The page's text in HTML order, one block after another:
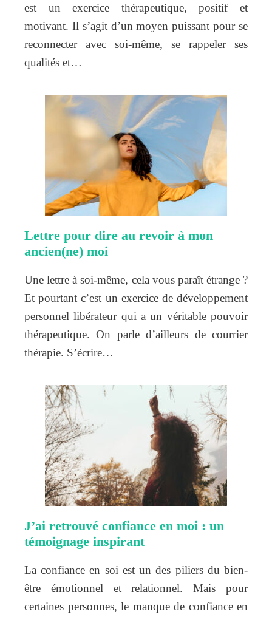
est un exercice thérapeutique, positif et
motivant. Il s’agit d’un moyen puissant pour se
reconnecter avec soi-même, se rappeler ses
qualités et…
Lettre pour dire au revoir à mon
ancien(ne) moi
Une lettre à soi-même, cela vous paraît étrange ?
Et pourtant c’est un exercice de développement
personnel libérateur qui a un véritable pouvoir
thérapeutique. On parle d’ailleurs de courrier
thérapie. S’écrire…
J’ai retrouvé confiance en moi : un
témoignage inspirant
La confiance en soi est un des piliers du bien-
être émotionnel et relationnel. Mais pour
certaines personnes, le manque de confiance en